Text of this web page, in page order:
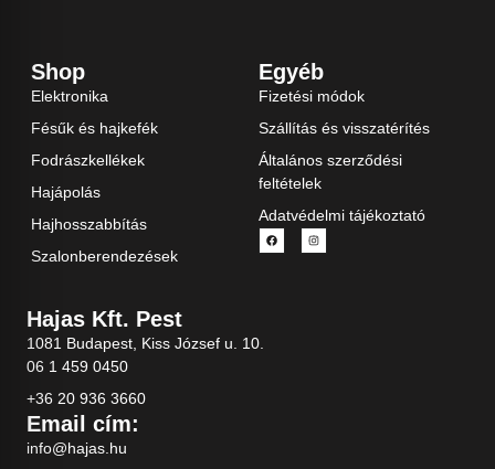
Shop
Elektronika
Fésűk és hajkefék
Fodrászkellékek
Hajápolás
Hajhosszabbítás
Szalonberendezések
Egyéb
Fizetési módok
Szállítás és visszatérítés
Általános szerződési
feltételek
Adatvédelmi tájékoztató
Hajas Kft. Pest
1081 Budapest, Kiss József u. 10.
06 1 459 0450
+36 20 936 3660
Email cím:
info@hajas.hu